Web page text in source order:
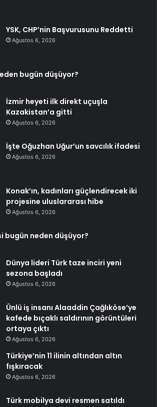
YSK, CHP’nin Başvurusunu Reddetti
Ağustos 6, 2026
bugün düşüyor?
İzmir heyeti ilk direkt uçuşla
Kazakistan’a gitti
Ağustos 6, 2026
İşte Oğuzhan Uğur’un savcılık ifadesi
Ağustos 6, 2026
Konak’ın, kadınları güçlendirecek iki
projesine uluslararası hibe
Ağustos 6, 2026
bugün neden düşüyor?
Dünya lideri Türk taze inciri yeni
sezona başladı
Ağustos 6, 2026
Ünlü iş insanı Alaaddin Çağlıköse’ye
kafede bıçaklı saldırının görüntüleri
ortaya çıktı
Ağustos 6, 2026
Türkiye’nin 11 ilinin altından altın
fışkıracak
Ağustos 6, 2026
Türk mobilya devi resmen satıldı